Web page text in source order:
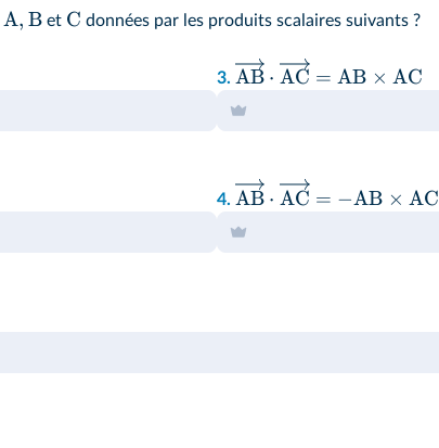
A, B et C données par les produits scalaires suivants ?
3. AB ⋅ AC = AB × AC
4. AB ⋅ AC = −AB × AC